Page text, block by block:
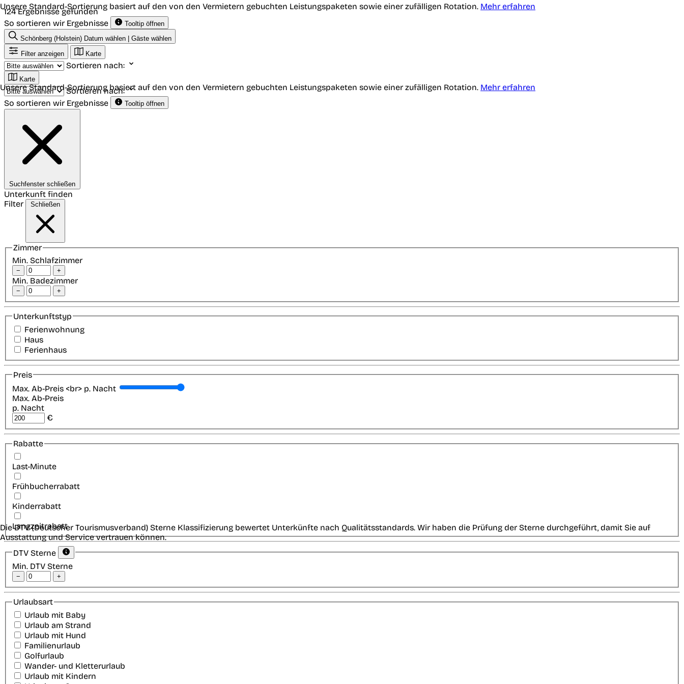
124 Ergebnisse gefunden
So sortieren wir Ergebnisse
Tooltip öffnen
Unsere Standard-Sortierung basiert auf den von den Vermietern gebuchten Leistungspaketen sowie einer zufälligen Rotation. Mehr erfahren
Schönberg (Holstein) Datum wählen | Gäste wählen
Filter anzeigen
Karte
Sortieren nach:
Karte
Sortieren nach:
So sortieren wir Ergebnisse
Tooltip öffnen
Unsere Standard-Sortierung basiert auf den von den Vermietern gebuchten Leistungspaketen sowie einer zufälligen Rotation. Mehr erfahren
Suchfenster schließen
Unterkunft finden
Filter
Schließen
Zimmer
Min. Schlafzimmer
− +
Min. Badezimmer
− +
Unterkunftstyp
Ferienwohnung
Haus
Ferienhaus
Preis
Max. Ab-Preis <br> p. Nacht
Max. Ab-Preis
p. Nacht
€
Rabatte
Last-Minute
Frühbucherrabatt
Kinderrabatt
Langzeitrabatt
DTV Sterne
Min. DTV Sterne
− +
Die DTV (Deutscher Tourismusverband) Sterne Klassifizierung bewertet Unterkünfte nach Qualitätsstandards. Wir haben die Prüfung der Sterne durchgeführt, damit Sie auf
Ausstattung und Service vertrauen können.
Urlaubsart
Urlaub mit Baby
Urlaub am Strand
Urlaub mit Hund
Familienurlaub
Golfurlaub
Wander- und Kletterurlaub
Urlaub mit Kindern